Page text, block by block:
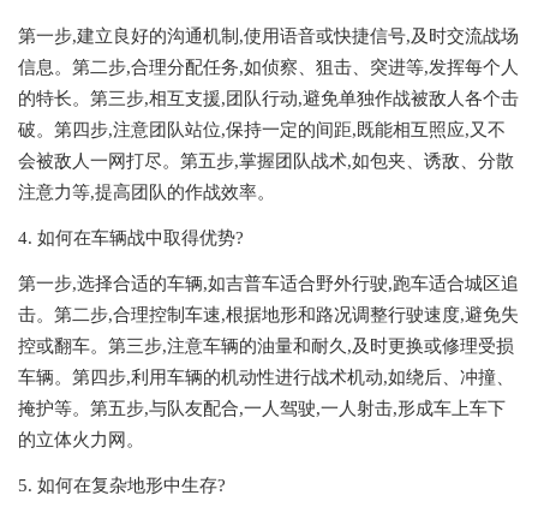
第一步,建立良好的沟通机制,使用语音或快捷信号,及时交流战场
信息。第二步,合理分配任务,如侦察、狙击、突进等,发挥每个人
的特长。第三步,相互支援,团队行动,避免单独作战被敌人各个击
破。第四步,注意团队站位,保持一定的间距,既能相互照应,又不
会被敌人一网打尽。第五步,掌握团队战术,如包夹、诱敌、分散
注意力等,提高团队的作战效率。
4. 如何在车辆战中取得优势?
第一步,选择合适的车辆,如吉普车适合野外行驶,跑车适合城区追
击。第二步,合理控制车速,根据地形和路况调整行驶速度,避免失
控或翻车。第三步,注意车辆的油量和耐久,及时更换或修理受损
车辆。第四步,利用车辆的机动性进行战术机动,如绕后、冲撞、
掩护等。第五步,与队友配合,一人驾驶,一人射击,形成车上车下
的立体火力网。
5. 如何在复杂地形中生存?